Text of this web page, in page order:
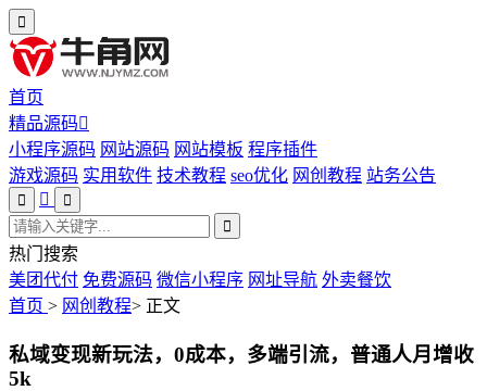
首页
精品源码
小程序源码 网站源码 网站模板 程序插件
游戏源码 实用软件 技术教程 seo优化 网创教程 站务公告
热门搜索
美团代付 免费源码 微信小程序 网址导航 外卖餐饮
首页 > 网创教程> 正文
私域变现新玩法，0成本，多端引流，普通人月增收
5k